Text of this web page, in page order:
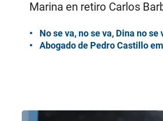
Marina en retiro Carlos
No se va, no se va, Dina no
Abogado de Pedro Castillo